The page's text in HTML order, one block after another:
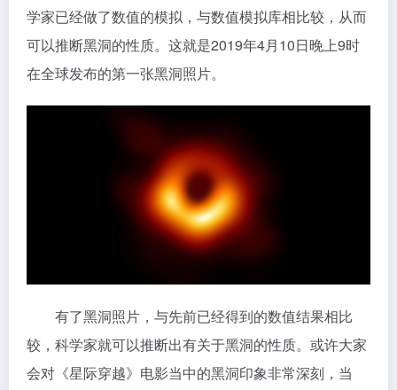
学家已经做了数值的模拟，与数值模拟库相比较，从而
可以推断黑洞的性质。这就是2019年4月10日晚上9时
在全球发布的第一张黑洞照片。
有了黑洞照片，与先前已经得到的数值结果相比
较，科学家就可以推断出有关于黑洞的性质。或许大家
会对《星际穿越》电影当中的黑洞印象非常深刻，当